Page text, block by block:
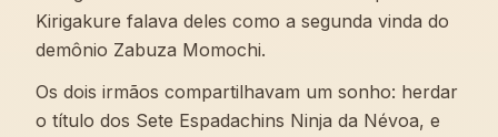
Kirigakure falava deles como a segunda vinda do
demônio Zabuza Momochi.
Os dois irmãos compartilhavam um sonho: herdar
o título dos Sete Espadachins Ninja da Névoa, e